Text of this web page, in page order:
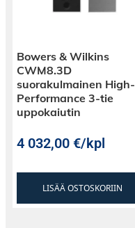
Bowers & Wilkins
CWM8.3D
suorakulmainen High-
Performance 3-tie
uppokaiutin
4 032,00€/kpl
LISÄÄ OSTOSKORIIN